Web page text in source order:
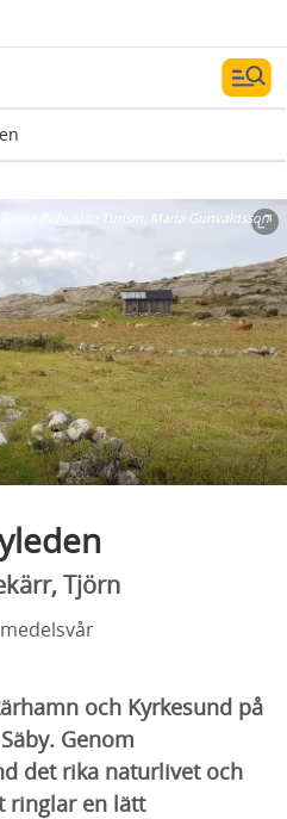
Södra Bohuslän Turism, Maria Gunvaldsson
Tjörn
och Kyrkesund på
Genom
det rika naturlivet och
ringlar en lätt